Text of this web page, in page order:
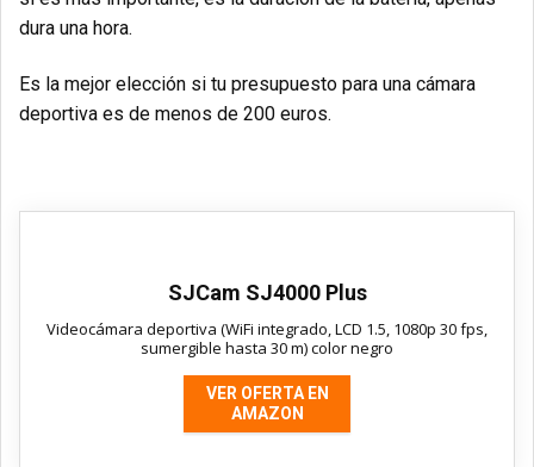
dura una hora.
Es la mejor elección si tu presupuesto para una cámara
deportiva es de menos de 200 euros.
SJCam SJ4000 Plus
Videocámara deportiva (WiFi integrado, LCD 1.5, 1080p 30 fps,
sumergible hasta 30 m) color negro
VER OFERTA EN
AMAZON